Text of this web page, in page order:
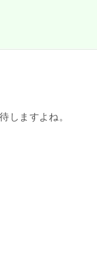
しますよね。